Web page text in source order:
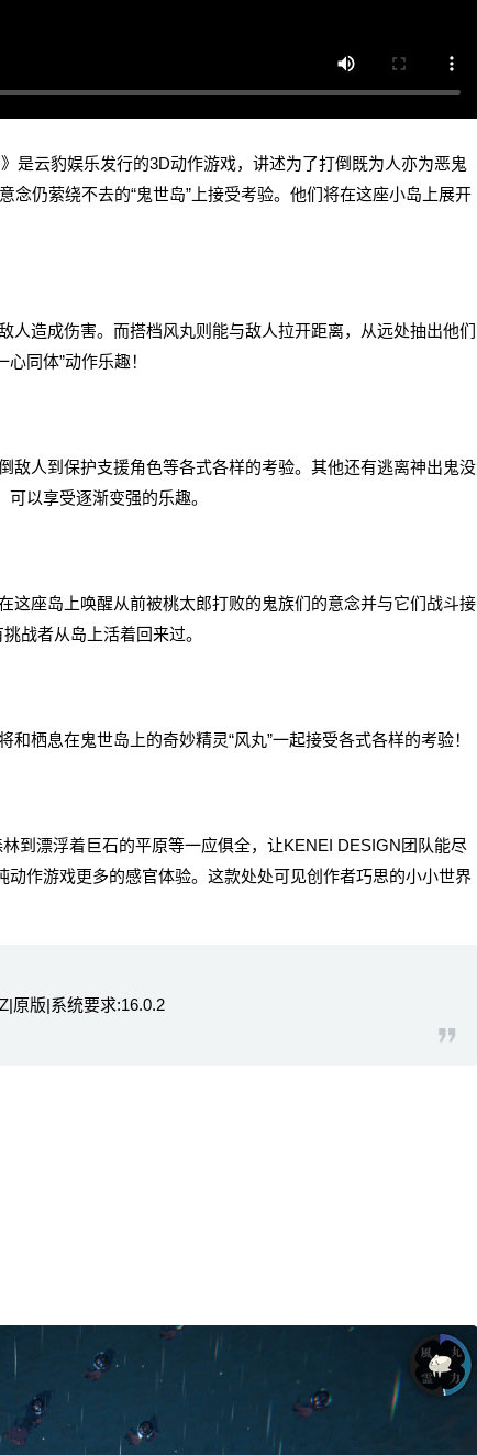
是云豹娱乐发行的3D动作游戏，讲述为了打倒既为人亦为恶鬼
念仍萦绕不去的“鬼世岛”上接受考验。他们将在这座小岛上展开
造成伤害。而搭档风丸则能与敌人拉开距离，从远处抽出他们
同体”动作乐趣！
人到保护支援角色等各式各样的考验。其他还有逃离神出鬼没
以享受逐渐变强的乐趣。
座岛上唤醒从前被桃太郎打败的鬼族们的意念并与它们战斗接
战者从岛上活着回来过。
栖息在鬼世岛上的奇妙精灵“风丸”一起接受各式各样的考验！
漂浮着巨石的平原等一应俱全，让KENEI DESIGN团队能尽
作游戏更多的感官体验。这款处处可见创作者巧思的小小世界
原版|系统要求:16.0.2